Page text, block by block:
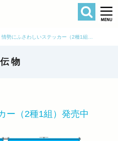
全国革新懇
検索
物
ー（2種1組）発売中